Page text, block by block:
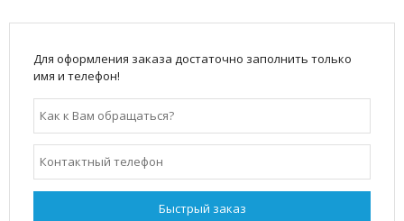
Для оформления заказа достаточно заполнить только
имя и телефон!